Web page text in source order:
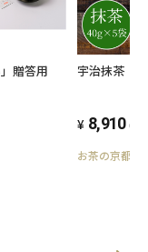
贈答用
宇治抹茶
8,910 (税
お茶の京都の